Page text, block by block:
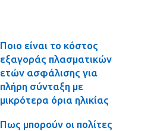
Ποιο είναι το κόστος
εξαγοράς πλασματικών
ετών ασφάλισης για
πλήρη σύνταξη με
μικρότερα όρια ηλικίας
Πως μπορούν οι πολίτες